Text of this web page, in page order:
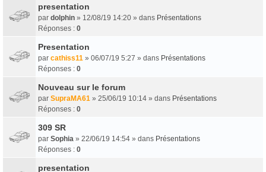
presentation
par dolphin » 12/08/19 14:20 » dans Présentations
Réponses : 0
Presentation
par cathiss11 » 06/07/19 5:27 » dans Présentations
Réponses : 0
Nouveau sur le forum
par SupraMA61 » 25/06/19 10:14 » dans Présentations
Réponses : 0
309 SR
par Sophia » 22/06/19 14:54 » dans Présentations
Réponses : 0
presentation